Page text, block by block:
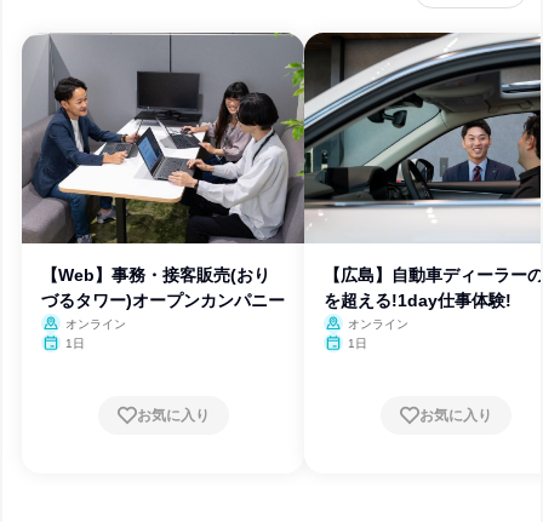
【Web】事務・接客販売(おり
づるタワー)オープンカンパニー
オンライン
1日
お気に入り
【広島】自動車ディーラー
を超える!1day仕事体験!
オンライン
1日
お気に入り